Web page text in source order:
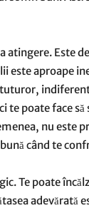
Este
este aproape
te poate face
nu este
când te
Te poate
adevărată